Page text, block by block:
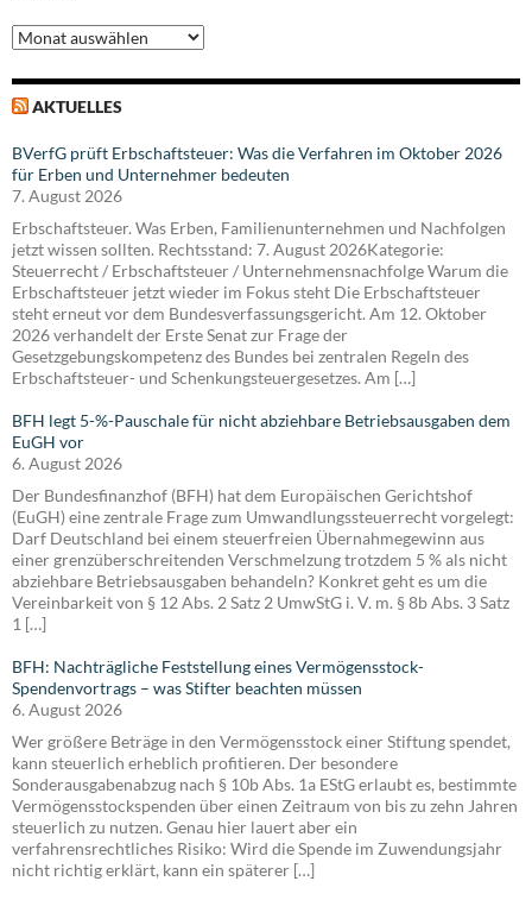
Archiv
AKTUELLES
BVerfG prüft Erbschaftsteuer: Was die Verfahren im Oktober 2026
für Erben und Unternehmer bedeuten
7. August 2026
Erbschaftsteuer. Was Erben, Familienunternehmen und Nachfolgen
jetzt wissen sollten. Rechtsstand: 7. August 2026Kategorie:
Steuerrecht / Erbschaftsteuer / Unternehmensnachfolge Warum die
Erbschaftsteuer jetzt wieder im Fokus steht Die Erbschaftsteuer
steht erneut vor dem Bundesverfassungsgericht. Am 12. Oktober
2026 verhandelt der Erste Senat zur Frage der
Gesetzgebungskompetenz des Bundes bei zentralen Regeln des
Erbschaftsteuer- und Schenkungsteuergesetzes. Am […]
BFH legt 5-%-Pauschale für nicht abziehbare Betriebsausgaben dem
EuGH vor
6. August 2026
Der Bundesfinanzhof (BFH) hat dem Europäischen Gerichtshof
(EuGH) eine zentrale Frage zum Umwandlungssteuerrecht vorgelegt:
Darf Deutschland bei einem steuerfreien Übernahmegewinn aus
einer grenzüberschreitenden Verschmelzung trotzdem 5 % als nicht
abziehbare Betriebsausgaben behandeln? Konkret geht es um die
Vereinbarkeit von § 12 Abs. 2 Satz 2 UmwStG i. V. m. § 8b Abs. 3 Satz
1 […]
BFH: Nachträgliche Feststellung eines Vermögensstock-
Spendenvortrags – was Stifter beachten müssen
6. August 2026
Wer größere Beträge in den Vermögensstock einer Stiftung spendet,
kann steuerlich erheblich profitieren. Der besondere
Sonderausgabenabzug nach § 10b Abs. 1a EStG erlaubt es, bestimmte
Vermögensstockspenden über einen Zeitraum von bis zu zehn Jahren
steuerlich zu nutzen. Genau hier lauert aber ein
verfahrensrechtliches Risiko: Wird die Spende im Zuwendungsjahr
nicht richtig erklärt, kann ein späterer […]